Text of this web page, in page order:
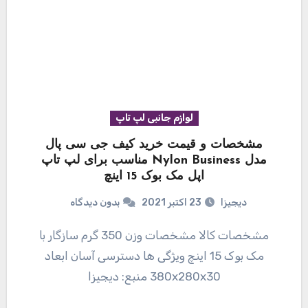
لوازم جانبی لپ تاپ
مشخصات و قیمت خرید کیف جی سی پال
مدل Nylon Business مناسب برای لپ تاپ
اپل مک بوک 15 اینچ
دیجیزا 23 اکتبر 2021 بدون دیدگاه
مشخصات کالا مشخصات وزن 350 گرم سازگار با
مک بوک 15 اینچ ویژگی ها دسترسی آسان ابعاد
380x280x30 منبع: دیجیزا